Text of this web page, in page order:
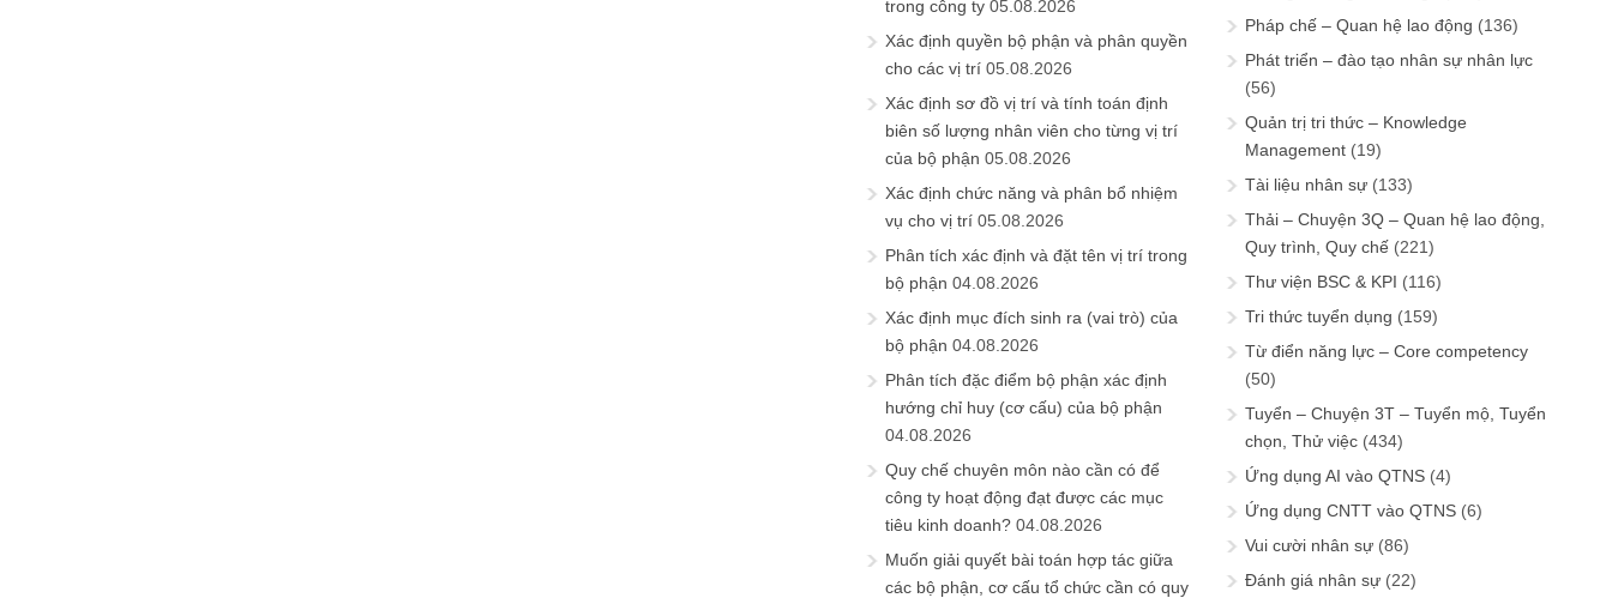
trong công ty 05.08.2026
Xác định quyền bộ phận và phân quyền
cho các vị trí 05.08.2026
Xác định sơ đồ vị trí và tính toán định
biên số lượng nhân viên cho từng vị trí
của bộ phận 05.08.2026
Xác định chức năng và phân bổ nhiệm
vụ cho vị trí 05.08.2026
Phân tích xác định và đặt tên vị trí trong
bộ phận 04.08.2026
Xác định mục đích sinh ra (vai trò) của
bộ phận 04.08.2026
Phân tích đặc điểm bộ phận xác định
hướng chỉ huy (cơ cấu) của bộ phận
04.08.2026
Quy chế chuyên môn nào cần có để
công ty hoạt động đạt được các mục
tiêu kinh doanh? 04.08.2026
Muốn giải quyết bài toán hợp tác giữa
các bộ phận, cơ cấu tổ chức cần có quy
Pháp chế – Quan hệ lao động (136)
Phát triển – đào tạo nhân sự nhân lực
(56)
Quản trị tri thức – Knowledge
Management (19)
Tài liệu nhân sự (133)
Thải – Chuyện 3Q – Quan hệ lao động,
Quy trình, Quy chế (221)
Thư viện BSC & KPI (116)
Tri thức tuyển dụng (159)
Từ điển năng lực – Core competency
(50)
Tuyển – Chuyện 3T – Tuyển mộ, Tuyển
chọn, Thử việc (434)
Ứng dụng AI vào QTNS (4)
Ứng dụng CNTT vào QTNS (6)
Vui cười nhân sự (86)
Đánh giá nhân sự (22)